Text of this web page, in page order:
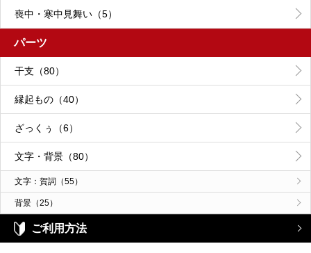
喪中・寒中見舞い（5）
パーツ
干支（80）
縁起もの（40）
ざっくぅ（6）
文字・背景（80）
文字：賀詞（55）
背景（25）
ご利用方法